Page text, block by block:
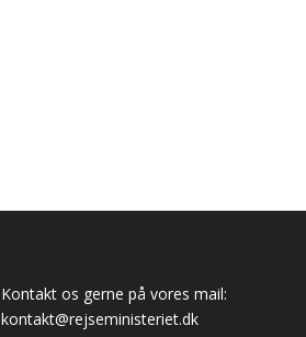
Kontakt os gerne på vores mail:
kontakt@rejseministeriet.dk